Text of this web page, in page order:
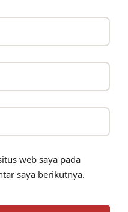
web saya pada
saya berikutnya.